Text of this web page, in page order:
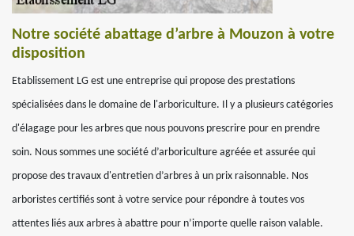
Notre société abattage d’arbre à Mouzon à votre
disposition
Etablissement LG est une entreprise qui propose des prestations
spécialisées dans le domaine de l'arboriculture. Il y a plusieurs catégories
d'élagage pour les arbres que nous pouvons prescrire pour en prendre
soin. Nous sommes une société d’arboriculture agréée et assurée qui
propose des travaux d'entretien d’arbres à un prix raisonnable. Nos
arboristes certifiés sont à votre service pour répondre à toutes vos
attentes liés aux arbres à abattre pour n’importe quelle raison valable.